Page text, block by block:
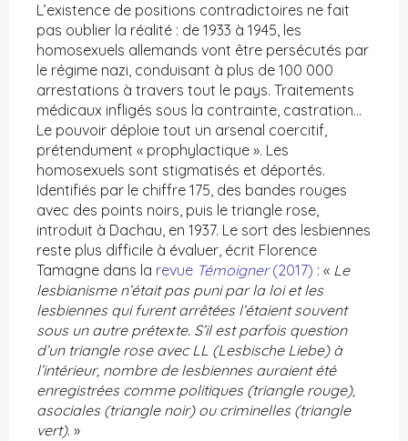
L’existence de positions contradictoires ne fait
pas oublier la réalité : de 1933 à 1945, les
homosexuels allemands vont être persécutés par
le régime nazi, conduisant à plus de 100 000
arrestations à travers tout le pays. Traitements
médicaux infligés sous la contrainte, castration…
Le pouvoir déploie tout un arsenal coercitif,
prétendument « prophylactique ». Les
homosexuels sont stigmatisés et déportés.
Identifiés par le chiffre 175, des bandes rouges
avec des points noirs, puis le triangle rose,
introduit à Dachau, en 1937. Le sort des lesbiennes
reste plus difficile à évaluer, écrit Florence
Tamagne dans la revue Témoigner(2017) : « Le
lesbianisme n’était pas puni par la loi et les
lesbiennes qui furent arrêtées l’étaient souvent
sous un autre prétexte. S’il est parfois question
d’un triangle rose avec LL (Lesbische Liebe) à
l’intérieur, nombre de lesbiennes auraient été
enregistrées comme politiques (triangle rouge),
asociales (triangle noir) ou criminelles (triangle
vert). »